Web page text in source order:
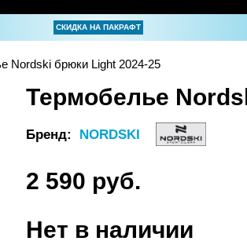
СКИДКА НА ПАКРАФТ
Nordski брюки Light 2024-25
Термобелье
Бренд: NORDSKI
2 590 руб.
Нет в наличии